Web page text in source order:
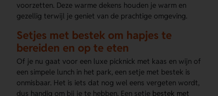
voorzetten. Deze warme dekens houden je warm en
gezellig terwijl je geniet van de prachtige omgeving.
Setjes met bestek om hapjes te
bereiden en op te eten
Of je nu gaat voor een luxe picknick met kaas en wijn of
een simpele lunch in het park, een setje met bestek is
onmisbaar. Het is iets dat nog wel eens vergeten wordt,
dus handig om bij je te hebben. Een setje bestek met